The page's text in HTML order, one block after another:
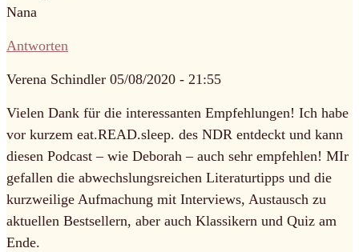
Nana
Antworten
Verena Schindler 05/08/2020 - 21:55
Vielen Dank für die interessanten Empfehlungen! Ich habe
vor kurzem eat.READ.sleep. des NDR entdeckt und kann
diesen Podcast – wie Deborah – auch sehr empfehlen! MIr
gefallen die abwechslungsreichen Literaturtipps und die
kurzweilige Aufmachung mit Interviews, Austausch zu
aktuellen Bestsellern, aber auch Klassikern und Quiz am
Ende.